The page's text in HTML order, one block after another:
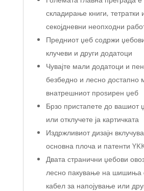
складирање книги, тетратки
секојдневни неопходни
Предниот џеб содржи
клучеви и други додатоци
Чувајте мали додатоци и
безбедно и лесно достапно
внатрешниот проѕирен џеб
Брзо пристапете до вашиот
или отклучете ја картичката
Издржливиот дизајн
основна плоча и патенти
Двата странични џебови
лесно пакување на шишиња
кабел за напојување или